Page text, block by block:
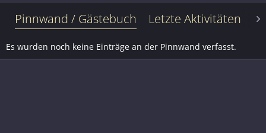
Pinnwand / Gästebuch Letzte Aktivitäten
Es wurden noch keine Einträge an der Pinnwand verfasst.